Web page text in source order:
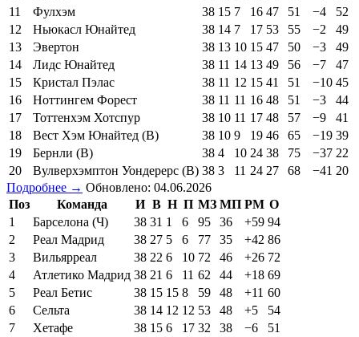
11
Фулхэм 38 15 7 16 47 51 −4
52
12
Ньюкасл Юнайтед 38 14 7 17 53 55 −2
49
13
Эвертон 38 13 10 15 47 50 −3
49
14
Лидс Юнайтед 38 11 14 13 49 56 −7
47
15
Кристал Пэлас 38 11 12 15 41 51 −10 45
16
Ноттингем Форест 38 11 11 16 48 51 −3
44
17
Тоттенхэм Хотспур 38 10 11 17 48 57 −9
41
18
Вест Хэм Юнайтед (В) 38 10 9 19 46 65 −19 39
19
Бернли (В) 38 4 10 24 38 75 −37 22
20
Вулверхэмптон Уондерерс (В) 38 3 11 24 27 68 −41 20
Подробнее → Обновлено: 04.06.2026
Поз
Команда И В Н П МЗ МП РМ О
1
Барселона (Ч) 38 31 1 6 95 36 +59 94
2
Реал Мадрид 38 27 5 6 77 35 +42 86
3
Вильярреал 38 22 6 10 72 46 +26 72
4
Атлетико Мадрид 38 21 6 11 62 44 +18 69
5
Реал Бетис 38 15 15 8 59 48 +11 60
6
Сельта 38 14 12 12 53 48 +5
54
7
Хетафе 38 15 6 17 32 38 −6
51